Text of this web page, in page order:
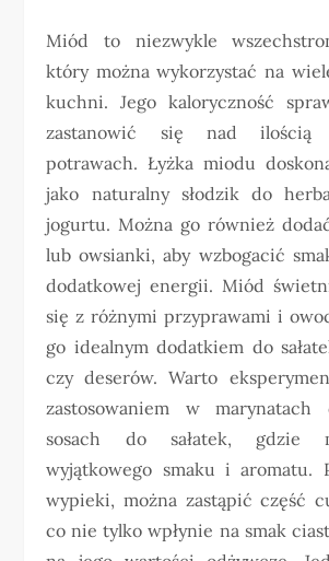
Miód to niezwykle
który można wykorzystać na
kuchni. Jego kaloryczność
zastanowić się nad ilością
potrawach. Łyżka miodu
jako naturalny słodzik do
jogurtu. Można go również
lub owsianki, aby wzbogacić
dodatkowej energii. Miód
się z różnymi przyprawami i
go idealnym dodatkiem do
czy deserów. Warto
zastosowaniem w
sosach do sałatek, gdzie
wyjątkowego smaku i aromatu.
wypieki, można zastąpić część
co nie tylko wpłynie na smak